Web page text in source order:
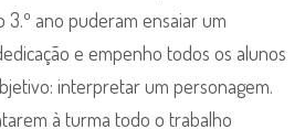
3.º ano puderam ensaiar um
e empenho todos os alunos
interpretar um personagem.
à turma todo o trabalho